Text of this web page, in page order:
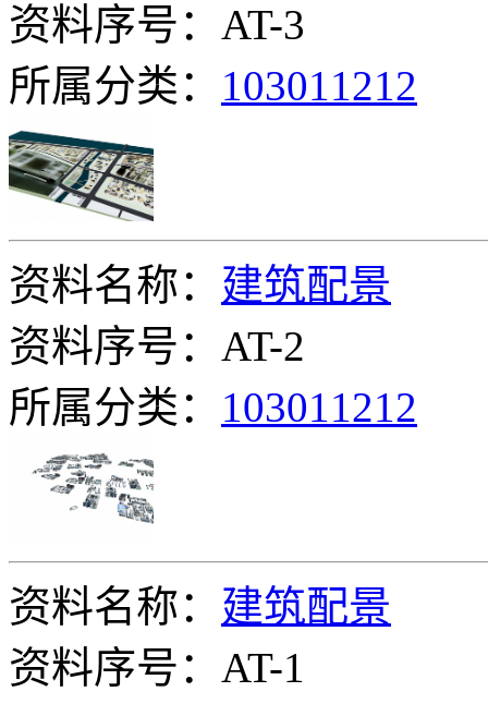
资料序号：AT-3
所属分类： 103011212
资料名称： 建筑配景
资料序号：AT-2
所属分类： 103011212
资料名称： 建筑配景
资料序号：AT-1